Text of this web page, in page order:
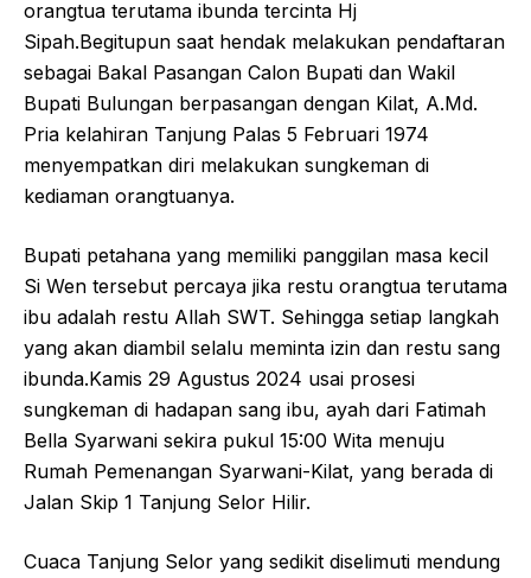
orangtua terutama ibunda tercinta Hj
Sipah.Begitupun saat hendak melakukan pendaftaran
sebagai Bakal Pasangan Calon Bupati dan Wakil
Bupati Bulungan berpasangan dengan Kilat, A.Md.
Pria kelahiran Tanjung Palas 5 Februari 1974
menyempatkan diri melakukan sungkeman di
kediaman orangtuanya.
Bupati petahana yang memiliki panggilan masa kecil
Si Wen tersebut percaya jika restu orangtua terutama
ibu adalah restu Allah SWT. Sehingga setiap langkah
yang akan diambil selalu meminta izin dan restu sang
ibunda.Kamis 29 Agustus 2024 usai prosesi
sungkeman di hadapan sang ibu, ayah dari Fatimah
Bella Syarwani sekira pukul 15:00 Wita menuju
Rumah Pemenangan Syarwani-Kilat, yang berada di
Jalan Skip 1 Tanjung Selor Hilir.
Cuaca Tanjung Selor yang sedikit diselimuti mendung